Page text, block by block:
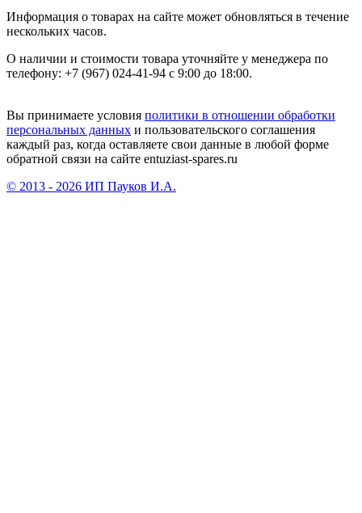
Информация о товарах на сайте может обновляться в течение
нескольких часов.
О наличии и стоимости товара уточняйте у менеджера по
телефону: +7 (967) 024-41-94 с 9:00 до 18:00.
Вы принимаете условия политики в отношении обработки
персональных данных и пользовательского соглашения
каждый раз, когда оставляете свои данные в любой форме
обратной связи на сайте entuziast-spares.ru
© 2013 - 2026 ИП Пауков И.А.